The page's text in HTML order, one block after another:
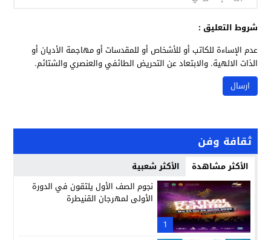
شروط التعليق :
عدم الإساءة للكاتب أو للأشخاص أو للمقدسات أو مهاجمة الأديان أو
الذات الالهية. والابتعاد عن التحريض الطائفي والعنصري والشتائم.
ثقافة وفن
الأكثر مشاهدة الأكثر شعبية
1
نجوم الصف الأول يلتقون في الدورة
الأولى لمهرجان القنيطرة